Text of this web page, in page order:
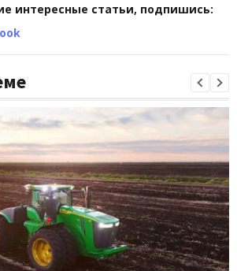
интересные статьи, подпишись: